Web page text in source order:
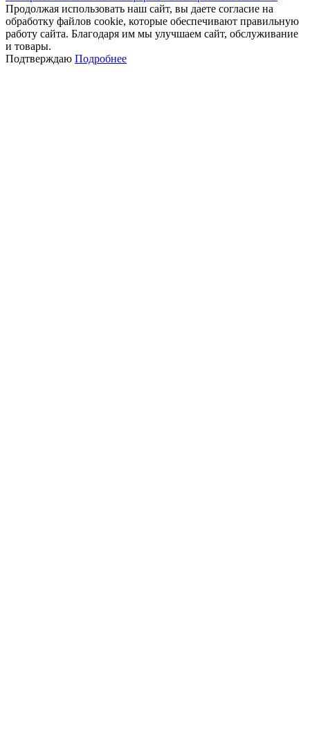
Продолжая использовать наш сайт, вы даете согласие на
обработку файлов cookie, которые обеспечивают правильную
работу сайта. Благодаря им мы улучшаем сайт, обслуживание
и товары.
Подтверждаю Подробнее